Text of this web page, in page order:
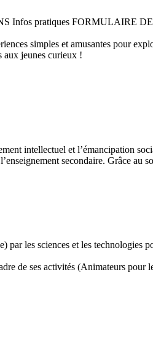
Infos pratiques FORMULAIRE
simples et amusantes pour
aux jeunes curieux !
intellectuel et l’émancipation
secondaire. Grâce
par les sciences et les
de ses activités (Animateurs